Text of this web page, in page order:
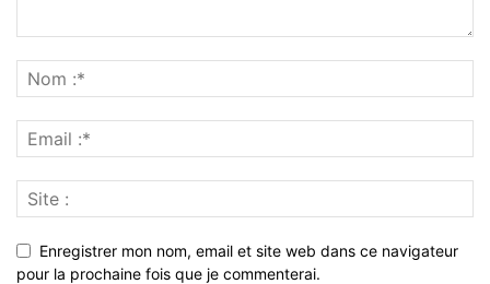
Enregistrer mon nom, email et site web dans ce navigateur
pour la prochaine fois que je commenterai.